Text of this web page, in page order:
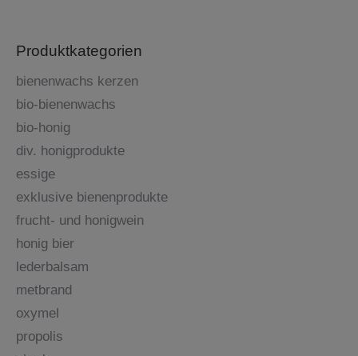
Produktkategorien
bienenwachs kerzen
bio-bienenwachs
bio-honig
div. honigprodukte
essige
exklusive bienenprodukte
frucht- und honigwein
honig bier
lederbalsam
metbrand
oxymel
propolis